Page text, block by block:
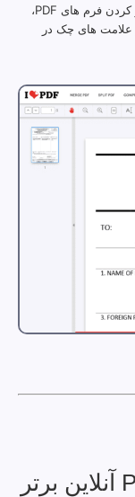
فایل PDF اضافه کنید. شما می توانید از آن برای پر کردن فرم های PDF،
علامت های چک در